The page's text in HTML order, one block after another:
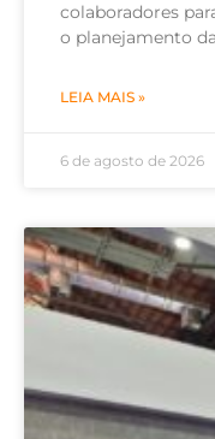
colaboradores
o planejamento
LEIA MAIS »
6 de agosto de 2026